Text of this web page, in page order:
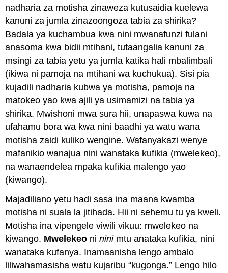
nadharia za motisha zinaweza kutusaidia kuelewa
kanuni za jumla zinazoongoza tabia za shirika?
Badala ya kuchambua kwa nini mwanafunzi fulani
anasoma kwa bidii mtihani, tutaangalia kanuni za
msingi za tabia yetu ya jumla katika hali mbalimbali
(ikiwa ni pamoja na mtihani wa kuchukua). Sisi pia
kujadili nadharia kubwa ya motisha, pamoja na
matokeo yao kwa ajili ya usimamizi na tabia ya
shirika. Mwishoni mwa sura hii, unapaswa kuwa na
ufahamu bora wa kwa nini baadhi ya watu wana
motisha zaidi kuliko wengine. Wafanyakazi wenye
mafanikio wanajua nini wanataka kufikia (mwelekeo),
na wanaendelea mpaka kufikia malengo yao
(kiwango).
Majadiliano yetu hadi sasa ina maana kwamba
motisha ni suala la jitihada. Hii ni sehemu tu ya kweli.
Motisha ina vipengele viwili vikuu: mwelekeo na
kiwango. Mwelekeo nininimtu anataka kufikia, nini
wanataka kufanya. Inamaanisha lengo ambalo
liliwahamasisha watu kujaribu “kugonga.” Lengo hilo